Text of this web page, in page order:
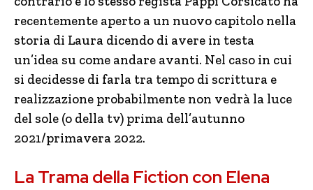
recentemente aperto a un nuovo capitolo nella
storia di Laura dicendo di avere in testa
un’idea su come andare avanti. Nel caso in cui
si decidesse di farla tra tempo di scrittura e
realizzazione probabilmente non vedrà la luce
del sole (o della tv) prima dell’autunno
2021/primavera 2022.
La Trama della Fiction con Elena